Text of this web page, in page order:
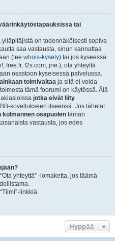
tai
ylläpitäjistä on todennäköisesti sopiva
saa vastausta, sinun kannattaa
(tee whois-kysely) tai jos kyseessä
free.fr, f2s.com, jne.), ota yhteyttä
osastoon kyseisessä palvelussa.
toimivaltaa ja sitä ei voida
tämä foorumi on käytössä. Älä
jotka eivät liity
sovellukseen itseensä. Jos lähetät
kolmannen osapuolen tämän
vastausta, jos edes
yhteyttä” -lomaketta, jos täämä
linkkiä.
Hyppää